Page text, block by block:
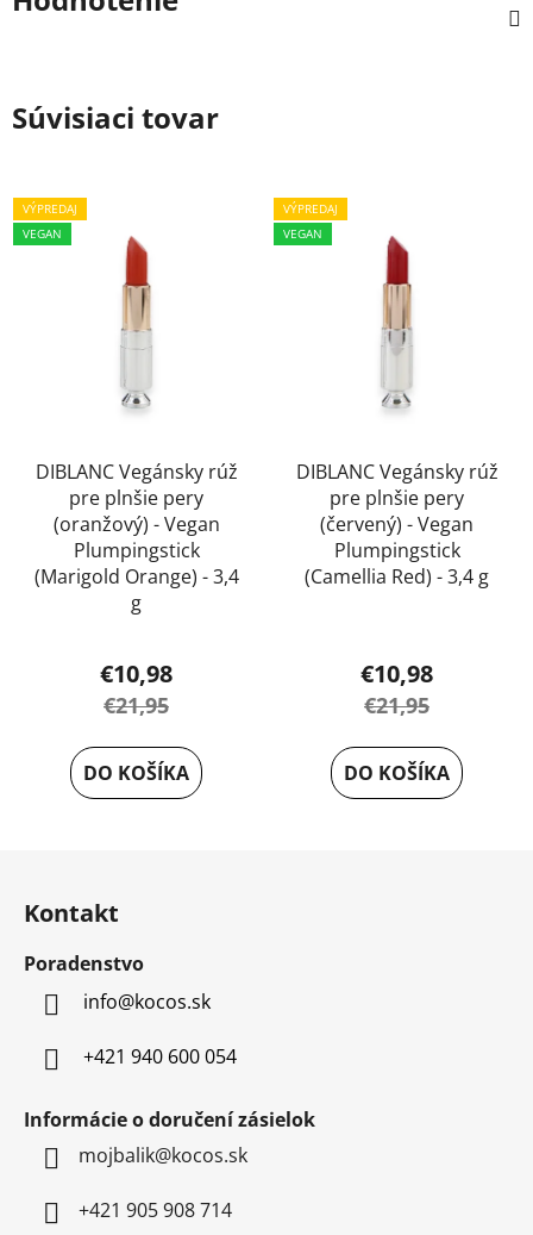
Súvisiaci tovar
VÝPREDAJ
VEGAN
DIBLANC Vegánsky rúž
pre plnšie pery
(oranžový) - Vegan
Plumpingstick
(Marigold Orange) - 3,4
g
€10,98
€21,95
DO KOŠÍKA
VÝPREDAJ
VEGAN
DIBLANC Vegánsky rúž
pre plnšie pery
(červený) - Vegan
Plumpingstick
(Camellia Red) - 3,4 g
€10,98
€21,95
DO KOŠÍKA
Kontakt
Poradenstvo
info@kocos.sk
+421 940 600 054
Informácie o doručení zásielok
mojbalik@kocos.sk
+421 905 908 714